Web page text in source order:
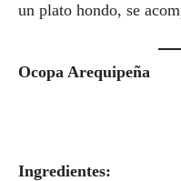
un plato hondo, se
Ocopa Arequipeña
Ingredientes: